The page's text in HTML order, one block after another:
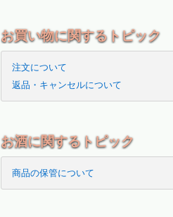
お買い物に関するトピック
注文について
返品・キャンセルについて
お酒に関するトピック
商品の保管について